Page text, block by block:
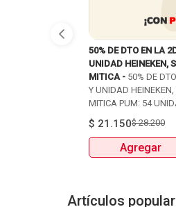
50% DE DTO EN LA
UNIDAD HEINEKEN,
MITICA - 50% DE
Y UNIDAD
MITICA PUM: 54
$ 21.150$28.200
Agregar
Artículos